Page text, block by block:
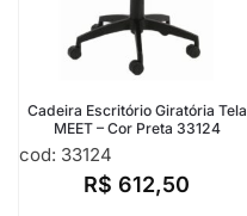
Cadeira Escritório Giratória Tela
MEET – Cor Preta 33124
cod: 33124
R$ 612,50